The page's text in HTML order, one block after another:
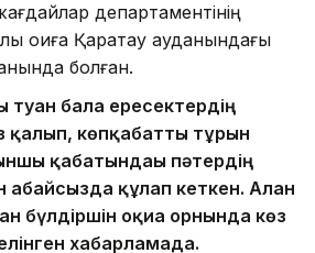
департаментінің
оқиға Қаратау ауданындағы
болған.
бала ересектердің
қалып, көпқабатты тұрғын
қабатындағы пәтердің
абайсызда құлап кеткен. Алған
бүлдіршін оқиға орнында көз
хабарламада.